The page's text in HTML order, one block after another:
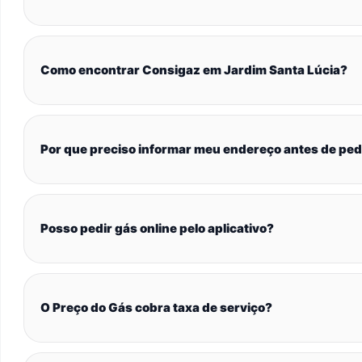
Como encontrar Consigaz em Jardim Santa Lúcia?
Por que preciso informar meu endereço antes de
Posso pedir gás online pelo aplicativo?
O Preço do Gás cobra taxa de serviço?